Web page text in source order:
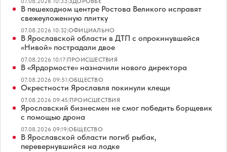
В пешеходном центре Ростова Великого исправят
свежеуложенную плитку
07.08.2026 10:32|ОФИЦИАЛЬНО
В Ярославской области в ДТП с опрокинувшейся
«Нивой» пострадали двое
07.08.2026 10:17|ПРОИСШЕСТВИЯ
В «Ярдормосте» назначили нового директора
07.08.2026 09:51|ОБЩЕСТВО
Окрестности Ярославля покинули клещи
07.08.2026 09:45|ПРОИСШЕСТВИЯ
Ярославский бизнесмен не смог победить борщевик
с помощью дрона
07.08.2026 09:19|ОБЩЕСТВО
В Ярославской области погиб рыбак,
перевернувшийся на лодке